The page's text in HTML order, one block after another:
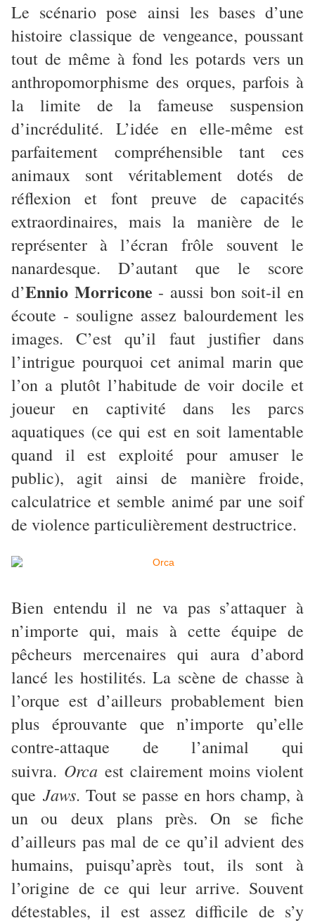
Le scénario pose ainsi les bases d’une
histoire classique de vengeance, poussant
tout de même à fond les potards vers un
anthropomorphisme des orques, parfois à
la limite de la fameuse suspension
d’incrédulité. L’idée en elle-même est
parfaitement compréhensible tant ces
animaux sont véritablement dotés de
réflexion et font preuve de capacités
extraordinaires, mais la manière de le
représenter à l’écran frôle souvent le
nanardesque. D’autant que le score
d’Ennio Morricone - aussi bon soit-il en
écoute - souligne assez balourdement les
images. C’est qu’il faut justifier dans
l’intrigue pourquoi cet animal marin que
l’on a plutôt l’habitude de voir docile et
joueur en captivité dans les parcs
aquatiques (ce qui est en soit lamentable
quand il est exploité pour amuser le
public), agit ainsi de manière froide,
calculatrice et semble animé par une soif
de violence particulièrement destructrice.
Bien entendu il ne va pas s’attaquer à
n’importe qui, mais à cette équipe de
pêcheurs mercenaires qui aura d’abord
lancé les hostilités. La scène de chasse à
l’orque est d’ailleurs probablement bien
plus éprouvante que n’importe qu’elle
contre-attaque de l’animal qui
suivra. Orca est clairement moins violent
que Jaws. Tout se passe en hors champ, à
un ou deux plans près. On se fiche
d’ailleurs pas mal de ce qu’il advient des
humains, puisqu’après tout, ils sont à
l’origine de ce qui leur arrive. Souvent
détestables, il est assez difficile de s’y